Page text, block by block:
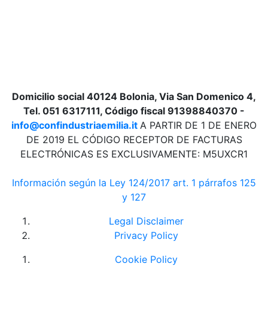
Domicilio social 40124 Bolonia, Via San Domenico 4,
Tel. 051 6317111, Código fiscal 91398840370 -
info@confindustriaemilia.it A PARTIR DE 1 DE ENERO
DE 2019 EL CÓDIGO RECEPTOR DE FACTURAS
ELECTRÓNICAS ES EXCLUSIVAMENTE: M5UXCR1
Información según la Ley 124/2017 art. 1 párrafos 125
y 127
Legal Disclaimer
Privacy Policy
Cookie Policy